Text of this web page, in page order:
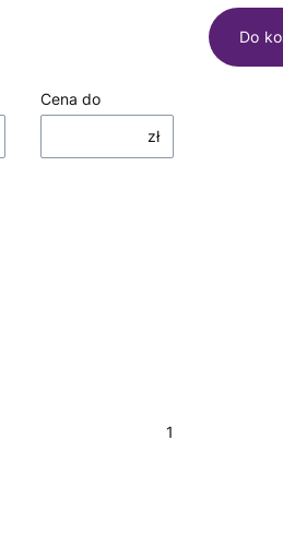
Cena do
zł
1
Do